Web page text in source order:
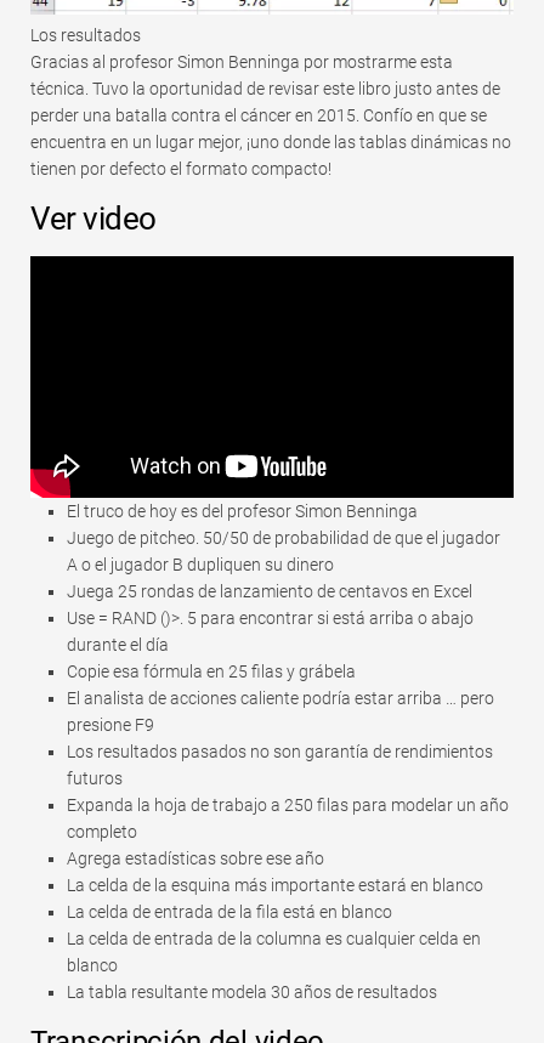
Los resultados
Gracias al profesor Simon Benninga por mostrarme esta
técnica. Tuvo la oportunidad de revisar este libro justo antes de
perder una batalla contra el cáncer en 2015. Confío en que se
encuentra en un lugar mejor, ¡uno donde las tablas dinámicas no
tienen por defecto el formato compacto!
Ver video
El truco de hoy es del profesor Simon Benninga
Juego de pitcheo. 50/50 de probabilidad de que el jugador
A o el jugador B dupliquen su dinero
Juega 25 rondas de lanzamiento de centavos en Excel
Use = RAND ()>. 5 para encontrar si está arriba o abajo
durante el día
Copie esa fórmula en 25 filas y grábela
El analista de acciones caliente podría estar arriba … pero
presione F9
Los resultados pasados ​​no son garantía de rendimientos
futuros
Expanda la hoja de trabajo a 250 filas para modelar un año
completo
Agrega estadísticas sobre ese año
La celda de la esquina más importante estará en blanco
La celda de entrada de la fila está en blanco
La celda de entrada de la columna es cualquier celda en
blanco
La tabla resultante modela 30 años de resultados